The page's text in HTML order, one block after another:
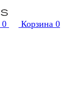
0 Корзина 0